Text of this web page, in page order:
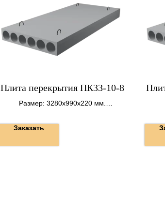
Плита перекрытия ПК33-10-8
Размер: 3280х990х220 мм.
Заказать